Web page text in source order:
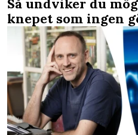
knepet som ingen